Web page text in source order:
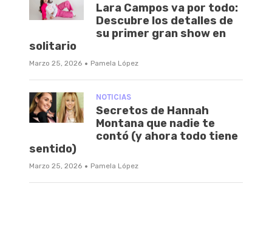
Lara Campos va por todo:
Descubre los detalles de
su primer gran show en
solitario
Marzo 25, 2026 · Pamela López
NOTICIAS
Secretos de Hannah
Montana que nadie te
contó (y ahora todo tiene
sentido)
Marzo 25, 2026 · Pamela López